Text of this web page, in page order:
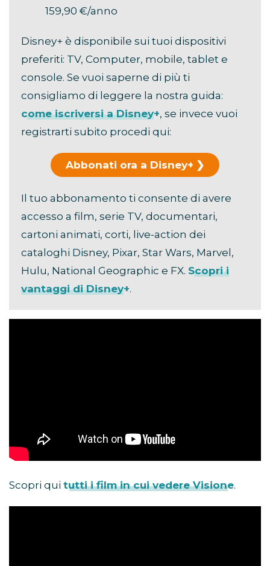
159,90 €/anno
Disney+ è disponibile sui tuoi dispositivi
preferiti: TV, Computer, mobile, tablet e
console. Se vuoi saperne di più ti
consigliamo di leggere la nostra guida:
come iscriversi a Disney+, se invece vuoi
registrarti subito procedi qui:
Abbonati ora a Disney+
Il tuo abbonamento ti consente di avere
accesso a film, serie TV, documentari,
cartoni animati, corti, live-action dei
cataloghi Disney, Pixar, Star Wars, Marvel,
Hulu, National Geographic e FX. Scopri i
vantaggi di Disney+.
Scopri qui tutti i film in cui vedere Visione.